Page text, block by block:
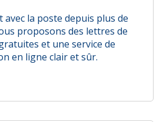
la poste depuis plus de
proposons des lettres de
et une service de
en ligne clair et sûr.